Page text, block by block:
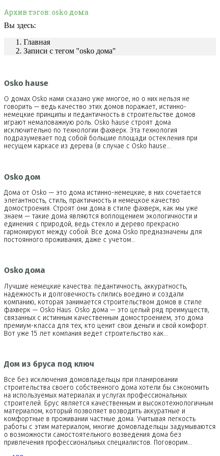
Архив тэгов: оsko дома
Вы здесь:
Главная
Записи с тегом "оsko дома"
Osko hause
О домах Osko нами сказано уже многое, но о них нельзя не
говорить — ведь качество этих домов поражает, истинно-
немецкие принципы и педантичность в строительстве домов
играют немаловажную роль. Osko hause строят дома
исключительно по технологии фахверк. Эта технология
подразумевает под собой большие площади остекления при
несущем каркасе из дерева (в случае с Osko hause…
Osko дом
Дома от Osko — это дома истинно-немецкие, в них сочетается
элегантность, стиль, практичность и немецкое качество
домостроения. Строят они дома в стиле фахверк, как мы уже
знаем — такие дома являются воплощением экологичности и
единения с природой, ведь стекло и дерево прекрасно
гармонируют между собой. Все дома Osko предназначены для
постоянного проживания, даже с учетом…
Osko дома
Лучшие немецкие качества: педантичность, аккуратность,
надежность и долговечность слились воедино и создали
компанию, которая занимается строительством домов в стиле
фахверк — Osko Haus. Osko дома — это целый ряд преимуществ,
связанных с истинным качественным домостроением, это дома
премиум-класса для тех, кто ценит свои деньги и свой комфорт.
Вот уже 15 лет компания ведет строительство как…
Дом из бруса под ключ
Все без исключения домовладельцы при планировании
строительства своего собственного дома хотели бы сэкономить
на используемых материалах и услугах профессиональных
строителей. Брус является качественным и высокотехнологичным
материалом, который позволяет возводить аккуратные и
комфортные в проживании частные дома. Учитывая легкость
работы с этим материалом, многие домовладельцы задумываются
о возможности самостоятельного возведения дома без
привлечения профессиональных специалистов. Поговорим…